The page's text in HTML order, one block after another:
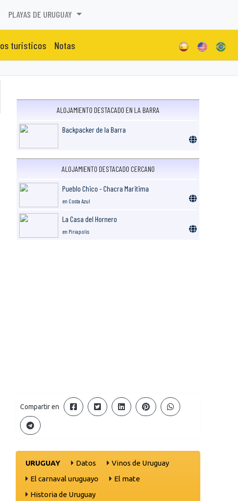
PLAYAS DE URUGUAY
turisticos Notas
ALOJAMIENTO DESTACADO EN LA BARRA
Backpacker de la Barra
ALOJAMIENTO DESTACADO CERCANO
Pueblo Chico - Chacra Maritima
en Costa Azul
La Casa del Hornero
en Piriapolis
Compartir en
URUGUAY Datos
Vinos de Uruguay
El carnaval uruguayo
El mate
Historia de Uruguay